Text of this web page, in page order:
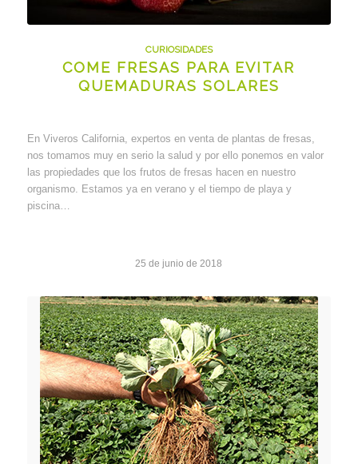
CURIOSIDADES
COME FRESAS PARA EVITAR
QUEMADURAS SOLARES
En Viveros California, expertos en venta de plantas de fresas,
nos tomamos muy en serio la salud y por ello ponemos en valor
las propiedades que los frutos de fresas hacen en nuestro
organismo. Estamos ya en verano y el tiempo de playa y
piscina…
25 de junio de 2018